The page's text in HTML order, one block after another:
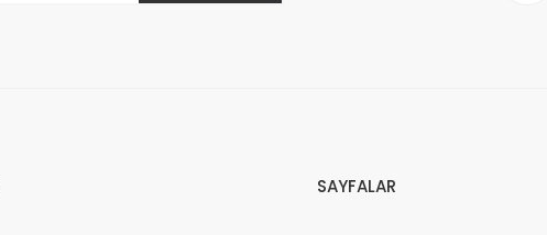
SAYFALAR